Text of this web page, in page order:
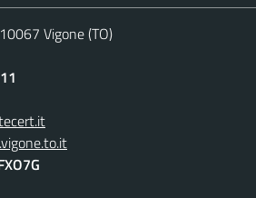
Vigone (TO)